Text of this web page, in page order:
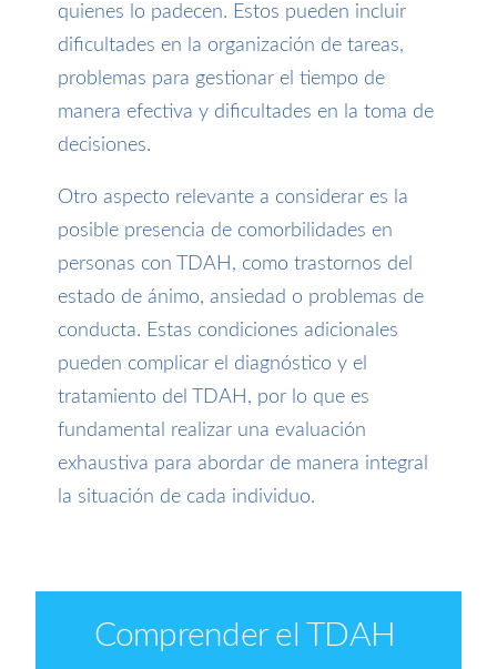
quienes lo padecen. Estos pueden incluir
dificultades en la organización de tareas,
problemas para gestionar el tiempo de
manera efectiva y dificultades en la toma de
decisiones.
Otro aspecto relevante a considerar es la
posible presencia de comorbilidades en
personas con TDAH, como trastornos del
estado de ánimo, ansiedad o problemas de
conducta. Estas condiciones adicionales
pueden complicar el diagnóstico y el
tratamiento del TDAH, por lo que es
fundamental realizar una evaluación
exhaustiva para abordar de manera integral
la situación de cada individuo.
Comprender el TDAH